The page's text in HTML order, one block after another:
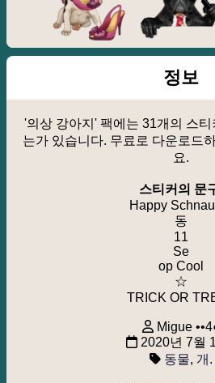
정보
'의상 강아지' 팩에는 31개의 스
는가 있습니다. 무료로 다운로드
요.
스티커의 문
Happy
동
11
Se
op Cool
☆
TRICK OR
Migue
2020년 7월
동물, 개 .